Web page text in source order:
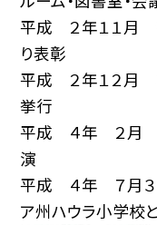
平成 ２年１１月
り表彰
平成 ２年１２
挙行
平成 ４年 ２月
演
平成 ４年 ７月
ア州ハウラ小学校